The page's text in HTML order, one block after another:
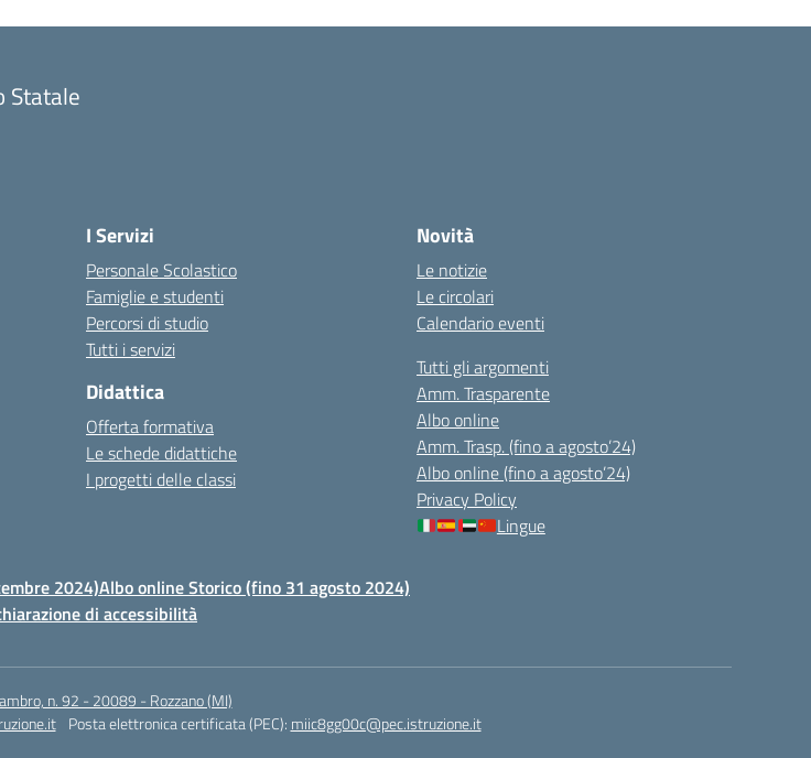
Statale
I Servizi
Personale Scolastico
Famiglie e studenti
Percorsi di studio
Tutti i servizi
Didattica
Offerta formativa
Le schede didattiche
I progetti delle classi
Novità
Le notizie
Le circolari
Calendario eventi
Tutti gli argomenti
Amm. Trasparente
Albo online
Amm. Trasp. (fino a agosto’24)
Albo online (fino a agosto’24)
Privacy Policy
Lingue
2024)Albo online Storico (fino 31 agosto 2024)
di accessibilità
n. 92 - 20089 - Rozzano (MI)
Posta elettronica certificata (PEC): miic8gg00c@pec.istruzione.it